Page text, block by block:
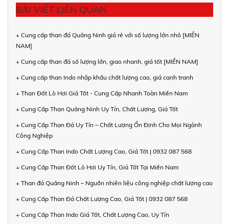
BÀI VIẾT LIÊN QUAN
+ Cung cấp than đá Quảng Ninh giá rẻ với số lượng lớn nhỏ [MIỀN
NAM]
+ Cung cấp than đá số lượng lớn, giao nhanh, giá tốt [MIỀN NAM]
+ Cung cấp than Indo nhập khẩu chất lượng cao, giá cạnh tranh
+ Than Đốt Lò Hơi Giá Tốt - Cung Cấp Nhanh Toàn Miền Nam
+ Cung Cấp Than Quảng Ninh Uy Tín, Chất Lượng, Giá Tốt
+ Cung Cấp Than Đá Uy Tín – Chất Lượng Ổn Định Cho Mọi Ngành
Công Nghiệp
+ Cung Cấp Than Indo Chất Lượng Cao, Giá Tốt | 0932 087 568
+ Cung Cấp Than Đốt Lò Hơi Uy Tín, Giá Tốt Tại Miền Nam
+ Than đá Quảng Ninh – Nguồn nhiên liệu công nghiệp chất lượng cao
+ Cung Cấp Than Đá Chất Lượng Cao, Giá Tốt | 0932 087 568
+ Cung Cấp Than Indo Giá Tốt, Chất Lượng Cao, Uy Tín